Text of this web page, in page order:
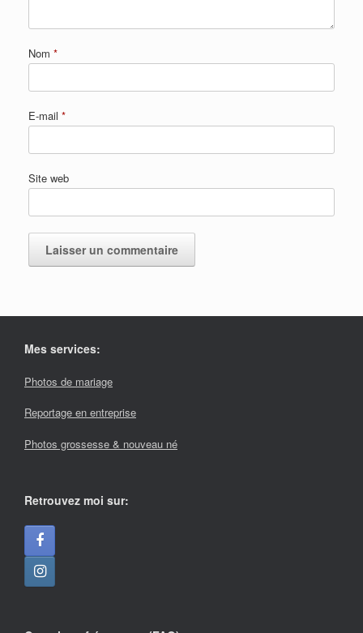
Nom *
E-mail *
Site web
Mes services:
Photos de mariage
Reportage en entreprise
Photos grossesse & nouveau né
Retrouvez moi sur: